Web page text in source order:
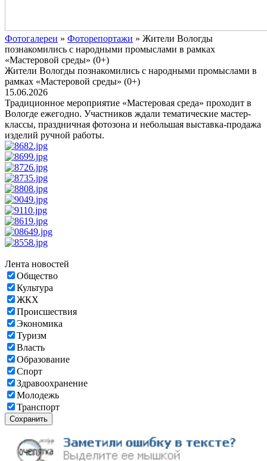
Фотогалереи » Фоторепортажи » Жители Вологды
познакомились с народными промыслами в рамках
«Мастеровой среды» (0+)
Жители Вологды познакомились с народными промыслами в
рамках «Мастеровой среды» (0+)
15.06.2026
Традиционное мероприятие «Мастеровая среда» проходит в
Вологде ежегодно. Участников ждали тематические мастер-
классы, праздничная фотозона и небольшая выставка-продажа
изделий ручной работы.
Лента новостей
Общество
Культура
ЖКХ
Происшествия
Экономика
Туризм
Власть
Образование
Спорт
Здравоохранение
Молодежь
Транспорт
Сохранить